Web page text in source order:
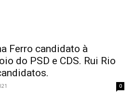
Ferro candidato à
do PSD e CDS. Rui Rio
0